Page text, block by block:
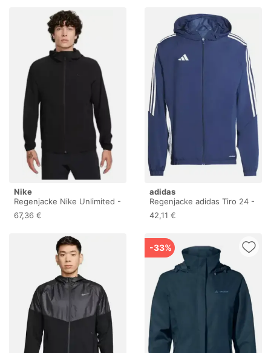
Nike
Regenjacke Nike Unlimited -
Noir - male - Size: XL
67,36 €
adidas
Regenjacke adidas Tiro 24 -
Bleu - male - Size: 2XL
42,11 €
-33%